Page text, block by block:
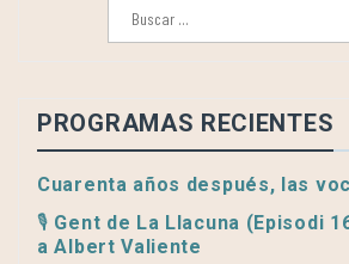
PROGRAMAS RECIENTES
Cuarenta años después, las
🎙️ Gent de La Llacuna (Episodi
a Albert Valiente